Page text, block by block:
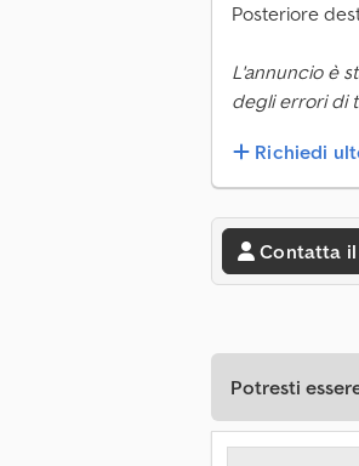
Posteriore
L'annuncio è
degli errori di
Richiedi
Contatta
Potresti